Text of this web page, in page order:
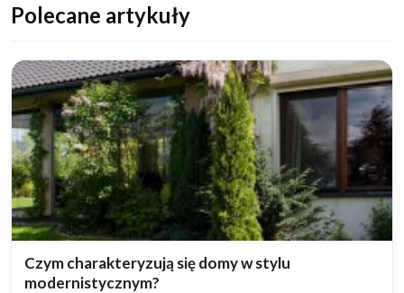
Polecane artykuły
Czym charakteryzują się domy w stylu
modernistycznym?